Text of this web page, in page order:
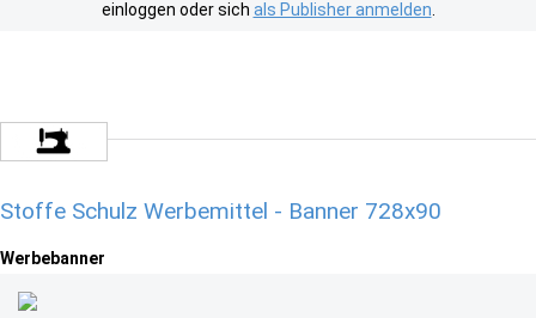
einloggen oder sich als Publisher anmelden
Stoffe Schulz Werbemittel - Banner 728x90
Werbebanner